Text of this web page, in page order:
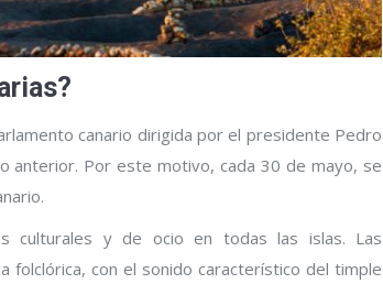
canario dirigida por el presidente Pedro
anterior. Por este motivo, cada 30 de mayo, se
culturales y de ocio en todas las islas. Las
folclórica, con el sonido característico del timple